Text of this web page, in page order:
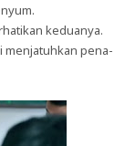
keduanya.
menjatuhkan pena-